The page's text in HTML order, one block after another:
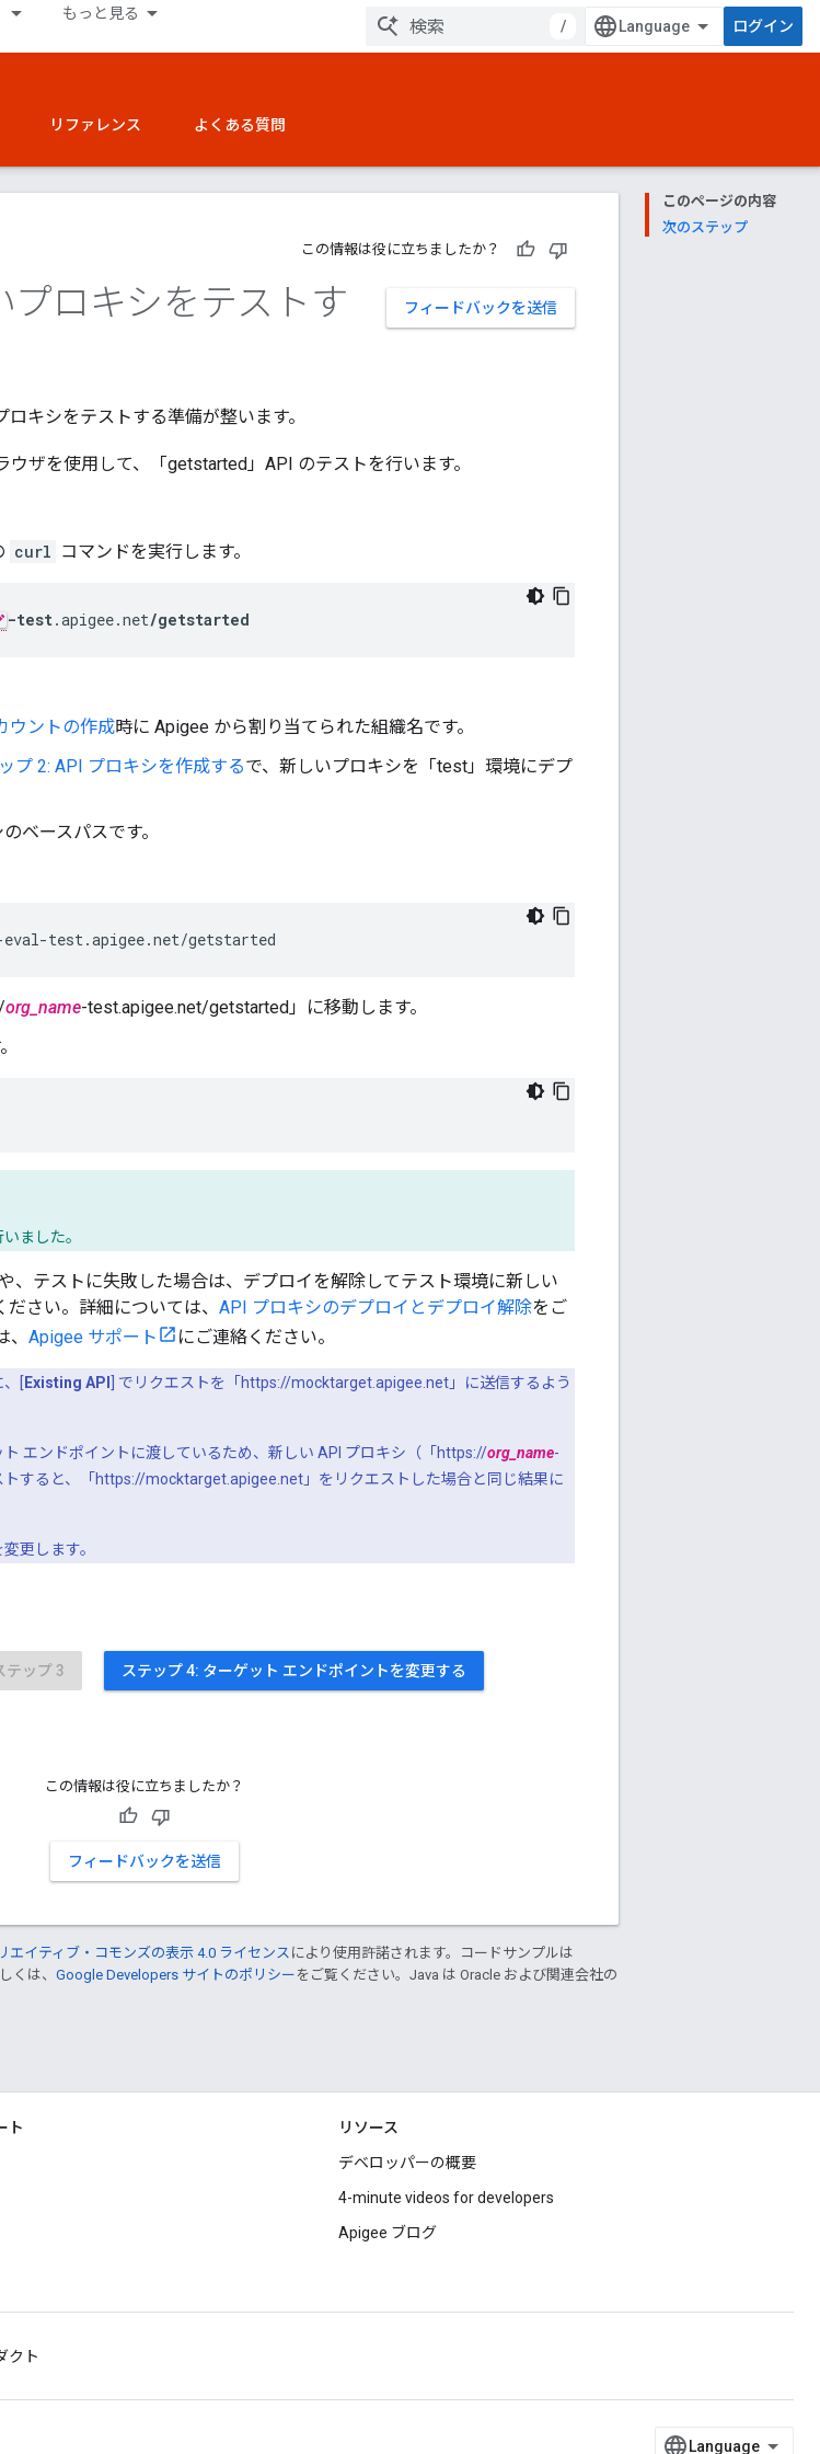
もっと見る
/ ログイン
リファレンス よくある質問
このページの内容
次のステップ
この情報は役に立ちましたか？
フィードバックを送信
プロキシをテストす
ロキシをテストする準備が整います。
ウザを使用して、「getstarted」API のテストを行います。
curl コマンドを実行します。
-test.apigee.net/getstarted
ウントの作成時に Apigee から割り当てられた組織名です。
プ 2: API プロキシを作成するで、新しいプロキシを「test」環境にデプ
ベースパスです。
test.apigee.net/getstarted
org_name-test.apigee.net/getstarted」に移動します。
ました。
、テストに失敗した場合は、デプロイを解除してテスト環境に新しい
さい。詳細については、 API プロキシのデプロイとデプロイ解除をご
Apigee サポート にご連絡ください。
[ Existing API
] でリクエストを「https://mocktarget.apigee.net」に送信するよう
エンドポイントに渡しているため、新しい API プロキシ（「https://org_name-
すると、「https://mocktarget.apigee.net」をリクエストした場合と同じ結果に
更します。
テップ 3 ステップ 4: ターゲット エンドポイントを変更する
この情報は役に立ちましたか？
フィードバックを送信
エイティブ・コモンズの表示 4.0 ライセンス により使用許諾されます。コードサンプルは
くは、 Google Developers サイトのポリシー をご覧ください。Java は Oracle および関連会社の
ト
リソース
デベロッパーの概要
4-minute videos for developers
Apigee ブログ
クト